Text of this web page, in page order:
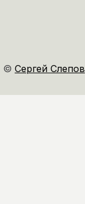
© Сергей Слепов